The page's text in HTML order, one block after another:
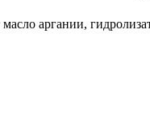
аргании,